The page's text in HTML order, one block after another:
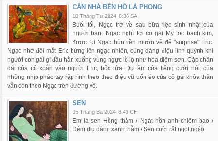
CĂN NHÀ BÊN HỒ LÁ PHONG
10 Tháng Tư 2024 8:36 SA
Buổi tối, Ngạc trở về sau bữa tiệc sinh nhật của
người bạn. Ngạc nghĩ tới cô gái Mỹ tóc bạch kim,
được tụi Ngạc hùn tiền mướn về để "surprise" Eric.
Ngạc nhớ đôi mắt Eric bừng lên ngạc nhiên, cùng dáng điệu lính quýnh khi
người con gái gì đầu hắn xuống vùng ngực lồ lộ như hỏa diệm sơn. Cặp chân
dài của cô xoắn vào người Eric, bốc lửa. Dư âm của tiếng cười nói, của
những nhịp pháo tay rập rình theo theo điệu vũ uốn éo của cô gái khỏa thân
vẫn còn theo Ngạc trên đường về.
SEN
05 Tháng Ba 2024 8:43 CH
Em là sen Hồng thắm / Ngát hồn anh chiêm bao /
Đêm dịu dàng xanh thẫm / Sen cười rất ngọt ngào